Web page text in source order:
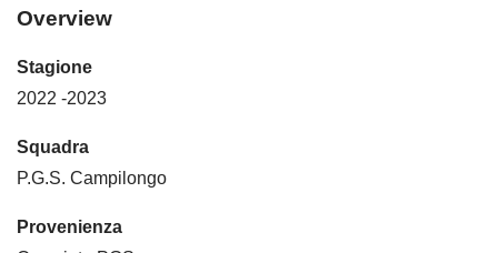
Overview
Stagione
2022 -2023
Squadra
P.G.S. Campilongo
Provenienza